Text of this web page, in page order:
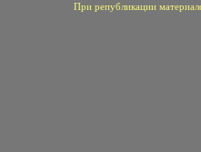
При републикации